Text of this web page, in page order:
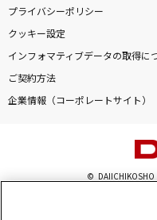
プライバシーポリシー
クッキー設定
インフォマティブデータの取得に
ご契約方法
企業情報（コーポレートサイト）
© DAIICHIKOSHO
このサイトに掲載されている一切の